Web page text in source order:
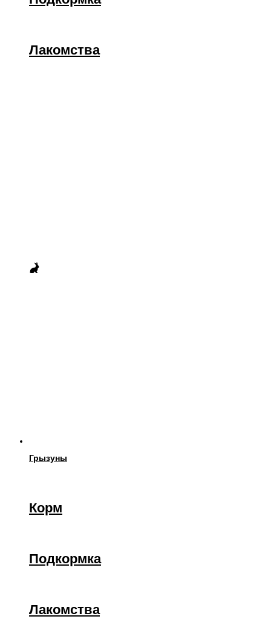
Лакомства
Грызуны
Корм
Подкормка
Лакомства